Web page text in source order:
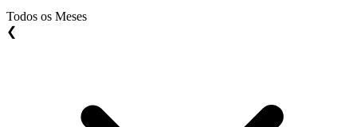
Todos os Meses
❮